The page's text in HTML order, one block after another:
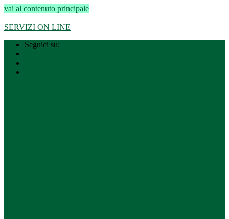
vai al contenuto principale
SERVIZI ON LINE
Seguici su: